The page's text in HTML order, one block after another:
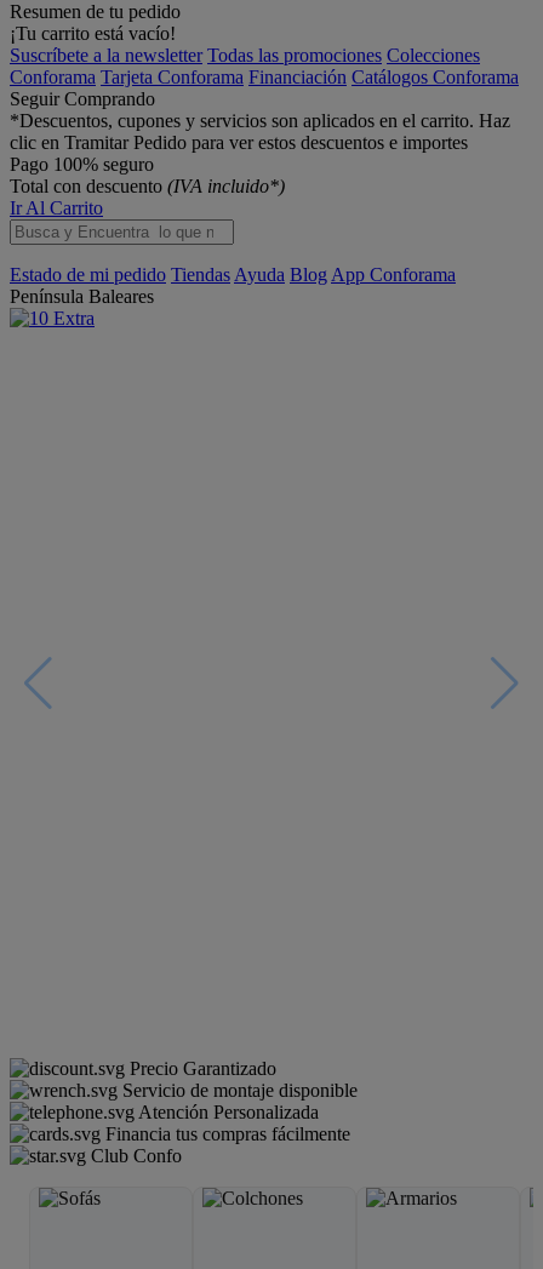
Resumen de tu pedido
¡Tu carrito está vacío!
Suscríbete a la newsletter Todas las promociones Colecciones
Conforama Tarjeta Conforama Financiación Catálogos Conforama
Seguir Comprando
*Descuentos, cupones y servicios son aplicados en el carrito. Haz
clic en Tramitar Pedido para ver estos descuentos e importes
Pago 100% seguro
Total con descuento (IVA incluido*)
Ir Al Carrito
Estado de mi pedido Tiendas Ayuda Blog App Conforama
Península Baleares
Precio Garantizado
Servicio de montaje disponible
Atención Personalizada
Financia tus compras fácilmente
Club Confo